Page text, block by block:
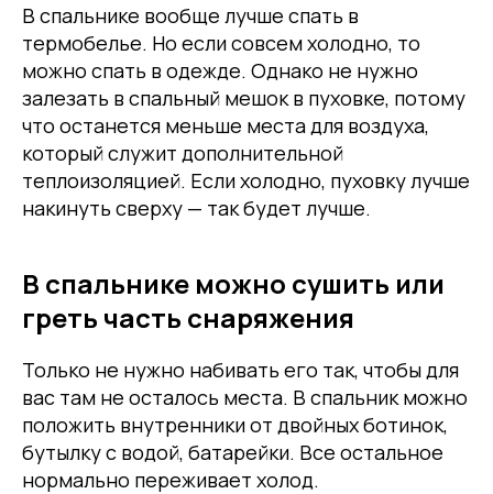
В спальнике вообще лучше спать в
термобелье. Но если совсем холодно, то
можно спать в одежде. Однако не нужно
залезать в спальный мешок в пуховке, потому
что останется меньше места для воздуха,
который служит дополнительной
теплоизоляцией. Если холодно, пуховку лучше
накинуть сверху — так будет лучше.
В спальнике можно сушить или
греть часть снаряжения
Только не нужно набивать его так, чтобы для
вас там не осталось места. В спальник можно
положить внутренники от двойных ботинок,
бутылку с водой, батарейки. Все остальное
нормально переживает холод.